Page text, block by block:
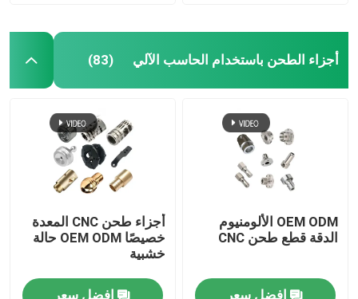
أجزاء الطحن باستخدام الحاسب الآلي (83)
OEM ODM الألومنيوم
الدقة قطع طحن CNC
افضل سعر
أجزاء طحن CNC المعدة
خصيصًا OEM ODM حالة
خشبية
افضل سعر